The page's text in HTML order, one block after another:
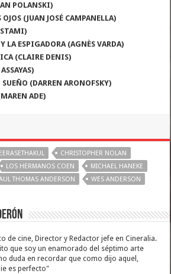
POLANSKI)
OJOS (JUAN JOSÉ CAMPANELLA)
LA ESPIGADORA (AGNÈS VARDA)
(CLAIRE DENIS)
(DARREN ARONOFSKY)
ADE)
CHRISTOPHER NOLAN
LOS HERMANOS COEN
MICHAEL HANEKE
THOMAS ANDERSON WES ANDERSON
de cine, Director y Redactor jefe en Cineralia.
que soy un enamorado del séptimo arte
duda en recordar que como dijo aquel,
es perfecto"